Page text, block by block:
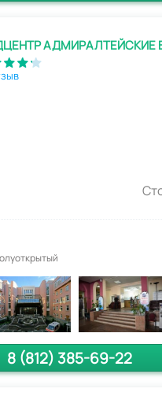
АДМИРАЛТЕЙСКИЕ
8 (812) 385-69-22